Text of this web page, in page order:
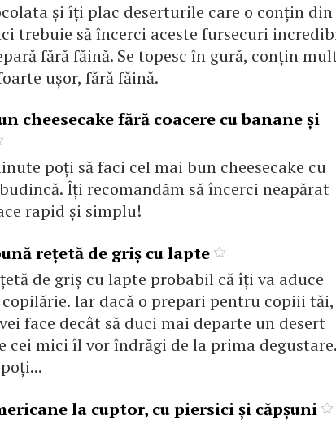
și îți plac deserturile care o conțin din
trebuie să încerci aceste fursecuri
fără făină. Se topesc în gură, conțin
ușor, fără făină.
cheesecake fără coacere cu banane și
poți să faci cel mai bun cheesecake cu
Îți recomandăm să încerci neapărat
rapid și simplu!
rețetă de griș cu lapte
de griș cu lapte probabil că îți va aduce
Iar dacă o prepari pentru copiii tăi,
face decât să duci mai departe un desert
cei mici îl vor îndrăgi de la prima
la cuptor, cu piersici și căpșuni